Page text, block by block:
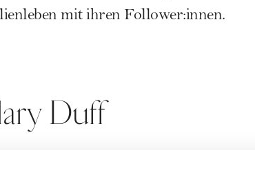
mit ihren Follower:innen.
Duff